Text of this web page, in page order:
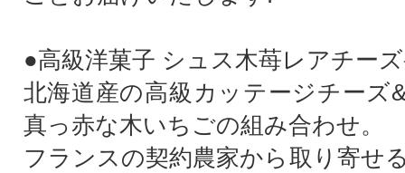
●高級洋菓子 シュス木苺レアチー
北海道産の高級カッテージチーズ
真っ赤な木いちごの組み合わせ。
フランスの契約農家から取り寄せ